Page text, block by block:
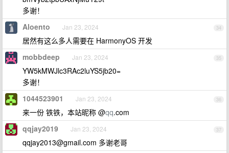
多谢！
34
Aloento Jan 23, 2024
居然有这么多人需要在 HarmonyOS 开发
35
mobbdeep Jan 23, 2024
YW5kMWJlc3RAc2luYS5jb20=
多谢！
36
1044523901 Jan 23, 2024
来一份 铁铁，本站昵称 @qq.com
37
qqjay2019 Jan 23, 2024
qqjay2013@gmail.com 多谢老哥